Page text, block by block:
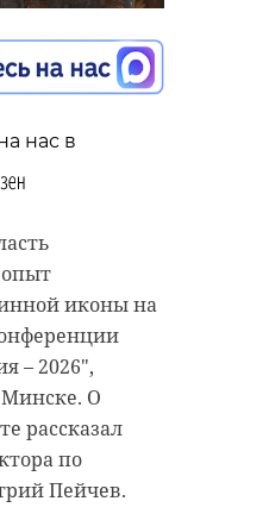
нас в
опыт
иконы на
– 2026",
О
рассказал
по
Пейчев.
на нас в
городская прокуратура
соблюдения
пострадавшего
мошенников.
стал жертвой
которые обманным
его перевести
о
по делу о
на нас в
УФСБ России по
и Ленинградской
мужчину,
в